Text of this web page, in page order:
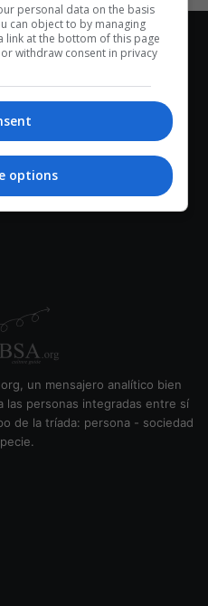
un mensajero analítico bien
las personas integradas entre sí
de la tríada: persona - sociedad
personal data on the basis
can object to by managing
at the bottom of this page
withdraw consent in privacy
options